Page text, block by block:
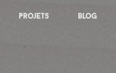
Projets Blog